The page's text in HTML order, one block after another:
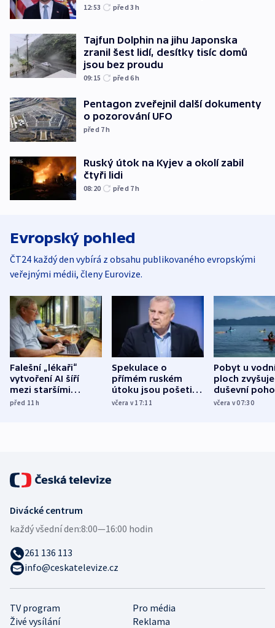
12:53 před 3h
Tajfun Dolphin na jihu Japonska
zranil šest lidí, desítky tisíc domů
jsou bez proudu
09:15 před 6h
Pentagon zveřejnil další dokumenty
o pozorování UFO
před 7h
Ruský útok na Kyjev a okolí zabil
čtyři lidi
08:20 před 7h
Evropský pohled
ČT24 každý den vybírá z obsahu publikovaného evropskými
veřejnými médii, členy Eurovize.
Falešní „lékaři“
vytvoření AI šíří
mezi staršími
Poláky nebezpečné
před 11h
Spekulace o
přímém ruském
útoku jsou pošetilé,
míní estonský
včera v 17:11
Pobyt u
ploch zvyšuje
duševní
ukázala
včera v 07:30
TV program
Pro média
Živé vysílání
Reklama
Divácké centrum
každý všední den:8:00—16:00 hodin
261 136 113
info@ceskatelevize.cz